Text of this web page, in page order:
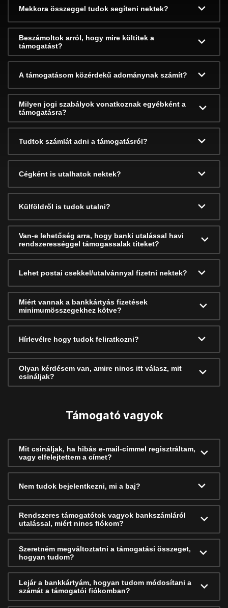
Mekkora összeggel tudok segíteni nektek?
Beszámoltok arról, hogy mire költitek a
támogatást?
A támogatásom közérdekű adománynak számít?
Milyen jogi szabályok vonatkoznak egyébként a
támogatásra?
Tudtok számlát adni a támogatásról?
Cégként is utalhatok nektek?
Külföldről is tudok utalni?
Van-e lehetőség arra, hogy banki utalással havi
rendszerességgel támogassalak titeket?
Lehet postai csekkel/utalvánnyal fizetni nektek?
Miért vannak a bankkártyás fizetések
minimumösszegekhez kötve?
Hírlevélre hogy tudok feliratkozni?
Olyan kérdésem van, amire nincs itt válasz, mit
csináljak?
Támogató vagyok
Mit csináljak, ha hibás e-mail-címmel regisztráltam,
vagy elfelejtettem a címet?
Nem tudok bejelentkezni, mi a baj?
Rendszeres támogatótok vagyok bankszámláról
utalással, miért nincs fiókom?
Szeretném megváltoztatni a támogatási összeget,
hogyan tudom?
Lejár a bankkártyám, hogyan tudom módosítani a
számát a támogatói fiókomban?